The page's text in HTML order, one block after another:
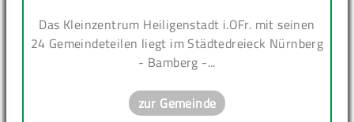
Das Kleinzentrum Heiligenstadt i.OFr. mit seinen
24 Gemeindeteilen liegt im Städtedreieck Nürnberg
- Bamberg -...
zur Gemeinde